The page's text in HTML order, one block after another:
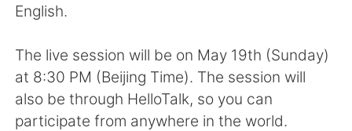
繁體中文
العربية Deutsch
日本語 한국어
English.
The live session will be on May 19th (Sunday)
at 8:30 PM (Beijing Time). The session will
also be through HelloTalk, so you can
participate from anywhere in the world.